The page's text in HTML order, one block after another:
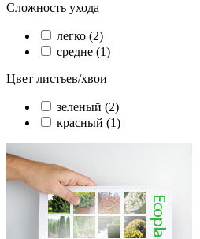
Сложность ухода
легко (2)
средне (1)
Цвет листьев/хвои
зеленый (2)
красный (1)